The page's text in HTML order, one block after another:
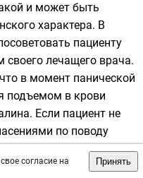
согласие на
Принять
и может быть
характера. В
пациенту
лечащего врача.
в момент панической
подъемом в крови
Если пациент не
по поводу
в течение 3-5